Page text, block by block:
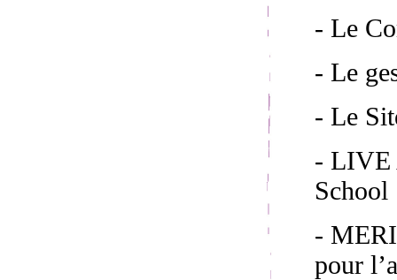
- Le
- Le
- Le
- LIVE
School
-
pour